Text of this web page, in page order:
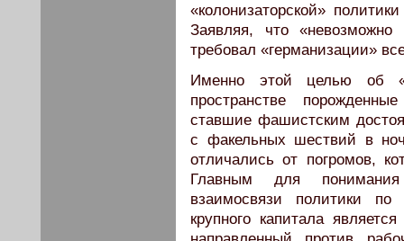
«колонизаторской»
Заявляя, что
требовал «германизации»
Именно этой целью об
пространстве
ставшие фашистским
с факельных шествий в
отличались от погромов,
Главным для
взаимосвязи политики
крупного капитала